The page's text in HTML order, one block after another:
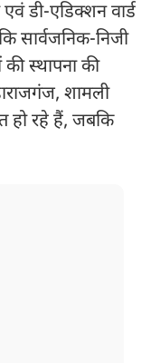
डी-एडिक्शन वार्ड
सार्वजनिक-निजी
स्थापना की
शामली
रहे हैं, जबकि